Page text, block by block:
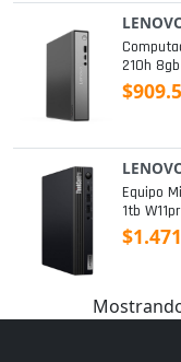
210h
Equipo
1tb